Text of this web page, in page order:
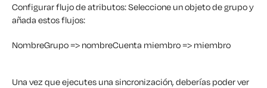
Configurar flujo de atributos: Seleccione un objeto de grupo y
añada estos flujos:
NombreGrupo => nombreCuenta miembro => miembro
Una vez que ejecutes una sincronización, deberías poder ver